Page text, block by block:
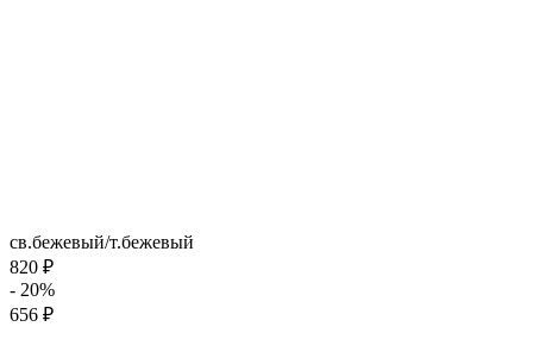
св.бежевый/т.бежевый
820 ₽
- 20%
656 ₽